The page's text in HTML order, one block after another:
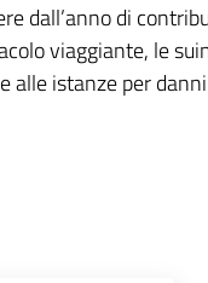
dall’anno di
viaggiante, le
alle istanze per